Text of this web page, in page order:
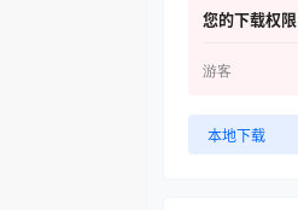
您的下载权限
游客
本地下载